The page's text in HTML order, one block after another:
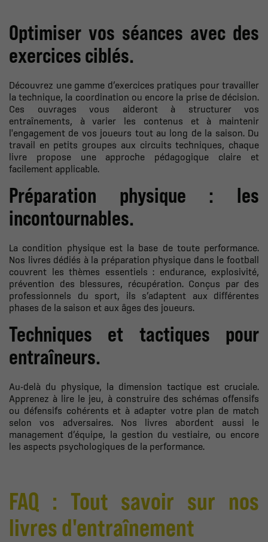
Optimiser vos séances avec des
exercices ciblés.
Découvrez une gamme d’exercices pratiques pour travailler
la technique, la coordination ou encore la prise de décision.
Ces ouvrages vous aideront à structurer vos
entraînements, à varier les contenus et à maintenir
l'engagement de vos joueurs tout au long de la saison. Du
travail en petits groupes aux circuits techniques, chaque
livre propose une approche pédagogique claire et
facilement applicable.
Préparation physique : les
incontournables.
La condition physique est la base de toute performance.
Nos livres dédiés à la préparation physique dans le football
couvrent les thèmes essentiels : endurance, explosivité,
prévention des blessures, récupération. Conçus par des
professionnels du sport, ils s’adaptent aux différentes
phases de la saison et aux âges des joueurs.
Techniques et tactiques pour
entraîneurs.
Au-delà du physique, la dimension tactique est cruciale.
Apprenez à lire le jeu, à construire des schémas offensifs
ou défensifs cohérents et à adapter votre plan de match
selon vos adversaires. Nos livres abordent aussi le
management d’équipe, la gestion du vestiaire, ou encore
les aspects psychologiques de la performance.
FAQ : Tout savoir sur nos
livres d'entraînement